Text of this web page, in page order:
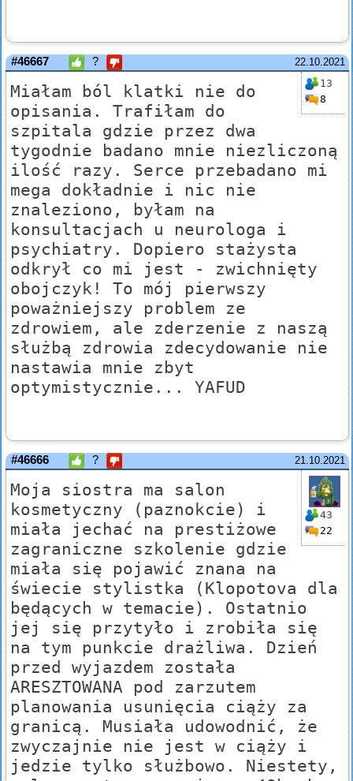
22.10.2021
#46667 ?
13
8
Miałam ból klatki nie do
opisania. Trafiłam do
szpitala gdzie przez dwa
tygodnie badano mnie niezliczoną
ilość razy. Serce przebadano mi
mega dokładnie i nic nie
znaleziono, byłam na
konsultacjach u neurologa i
psychiatry. Dopiero stażysta
odkrył co mi jest - zwichnięty
obojczyk! To mój pierwszy
poważniejszy problem ze
zdrowiem, ale zderzenie z naszą
służbą zdrowia zdecydowanie nie
nastawia mnie zbyt
optymistycznie... YAFUD
21.10.2021
#46666 ?
43
22
Moja siostra ma salon
kosmetyczny (paznokcie) i
miała jechać na prestiżowe
zagraniczne szkolenie gdzie
miała się pojawić znana na
świecie stylistka (Klopotova dla
będących w temacie). Ostatnio
jej się przytyło i zrobiła się
na tym punkcie drażliwa. Dzień
przed wyjazdem została
ARESZTOWANA pod zarzutem
planowania usunięcia ciąży za
granicą. Musiała udowodnić, że
zwyczajnie nie jest w ciąży i
jedzie tylko służbowo. Niestety,